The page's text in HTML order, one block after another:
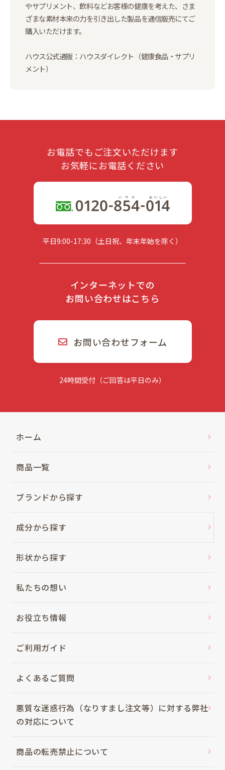
やサプリメント、飲料などお客様の健康を考えた、さま
ざまな素材本来の力を引き出した製品を通信販売にてご
購入いただけます。
ハウス公式通販：ハウスダイレクト（健康食品・サプリ
メント）
お電話でもご注文いただけます
お気軽にお電話ください
平日9:00-17:30（土日祝、年末年始を除く）
インターネットでの
お問い合わせはこちら
お問い合わせフォーム
24時間受付（ご回答は平日のみ）
ホーム
商品一覧
ブランドから探す
成分から探す
形状から探す
私たちの想い
お役立ち情報
ご利用ガイド
よくあるご質問
悪質な迷惑行為（なりすまし注文等）に対する弊社
の対応について
商品の転売禁止について